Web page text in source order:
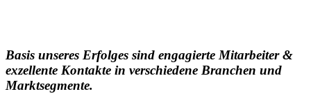
Basis unseres Erfolges sind engagierte Mitarbeiter &
exzellente Kontakte in verschiedene Branchen und
Marktsegmente.